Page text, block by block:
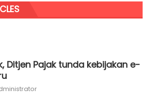
Ditjen Pajak tunda kebijakan e-